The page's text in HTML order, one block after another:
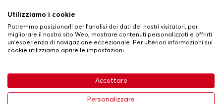
63,99 € Aggiungi al carrello
Condizioni generali di vendita•
Politica sulla privacy e sui cookie•Livraison
Utilizziamo i cookie
Potremmo posizionarli per l'analisi dei dati dei nostri visitatori, per
migliorare il nostro sito Web, mostrare contenuti personalizzati e offrirti
un'esperienza di navigazione eccezionale. Per ulteriori informazioni sui
cookie utilizziamo aprire le impostazioni.
Accettare
Personalizzare